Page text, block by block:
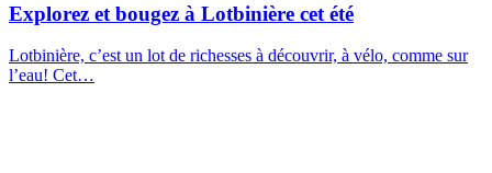
Explorez et bougez à Lotbinière cet été
Lotbinière, c’est un lot de richesses à découvrir, à vélo, comme sur
l’eau! Cet…